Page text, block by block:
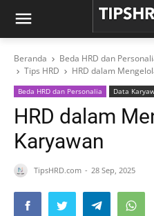
Beranda Beda HRD dan
Tips HRD
HRD dalam
Beda HRD dan Personalia Data
HRD dalam
Karyawan
TipsHRD.com 28 Sep, 2025